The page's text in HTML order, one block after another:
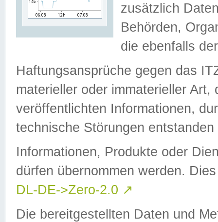
zusätzlich
Behörden,
die ebenfalls
Haftungsansprüche gegen das
materieller oder immaterieller
veröffentlichten Informationen,
technische Störungen
Informationen, Produkte oder
dürfen übernommen werden.
DL-DE->Zero-2.0 ↗
Die bereitgestellten Daten und